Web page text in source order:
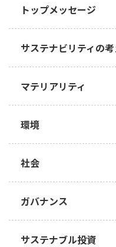
各種サービス・お
かんぽプラチナライ
ご契約のしおり・約
保険用語集
お問い合わせ
保険料のお払込方法
保険用語集
お問い合わせ
かんぽアプリ～か
すこやか健康ラボ
ラジオ体操・みんな
ラジオ体操ポータ
お客さまの声／お
かんぽジャンクショ
トップメッセージ
サステナビリティの
マテリアリティ
マテリアリティ（重
価値創造プロセス
環境
基本的な考え方
社会
人権
ガバナンス
コーポレートガバナ
サステナブル投資